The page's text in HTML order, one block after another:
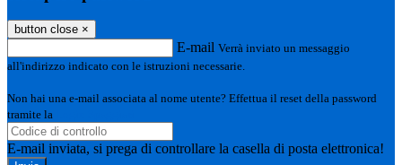
button close ×
E-mail Verrà inviato un messaggio
all'indirizzo indicato con le istruzioni necessarie.
Non hai una e-mail associata al nome utente? Effettua il reset della password
tramite la
E-mail inviata, si prega di controllare la casella di posta elettronica!